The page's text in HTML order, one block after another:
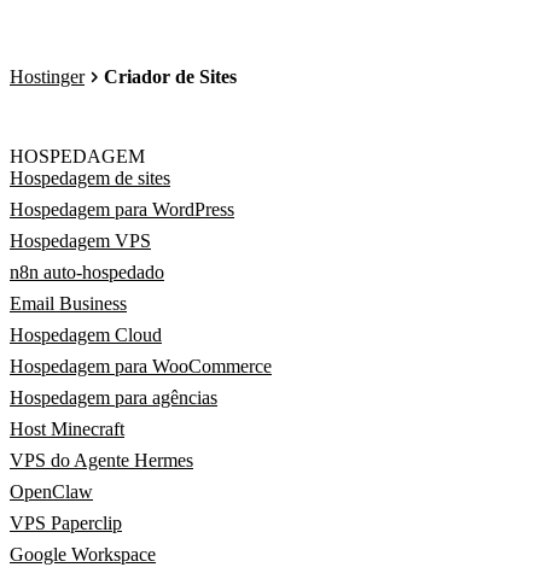
Hostinger Criador de Sites
HOSPEDAGEM
Hospedagem de sites
Hospedagem para WordPress
Hospedagem VPS
n8n auto-hospedado
Email Business
Hospedagem Cloud
Hospedagem para WooCommerce
Hospedagem para agências
Host Minecraft
VPS do Agente Hermes
OpenClaw
VPS Paperclip
Google Workspace